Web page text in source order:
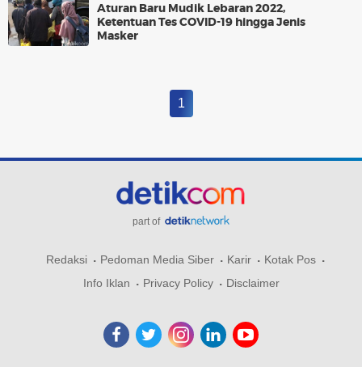
Aturan Baru Mudik Lebaran 2022,
Ketentuan Tes COVID-19 hingga Jenis
Masker
1
part of
Redaksi Pedoman Media Siber Karir
Kotak Pos
Info Iklan
Privacy Policy Disclaimer